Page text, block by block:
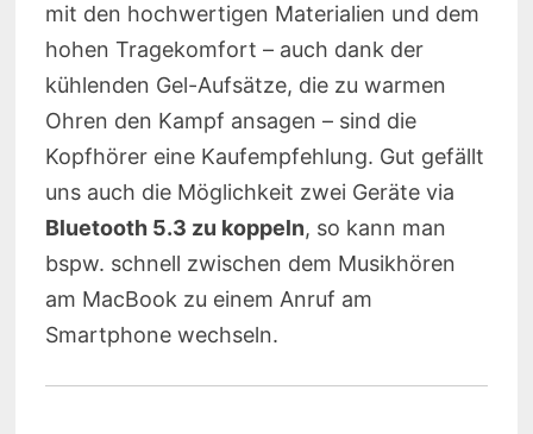
mit den hochwertigen Materialien und dem
hohen Tragekomfort – auch dank der
kühlenden Gel-Aufsätze, die zu warmen
Ohren den Kampf ansagen – sind die
Kopfhörer eine Kaufempfehlung. Gut gefällt
uns auch die Möglichkeit zwei Geräte via
Bluetooth 5.3 zu koppeln, so kann man
bspw. schnell zwischen dem Musikhören
am MacBook zu einem Anruf am
Smartphone wechseln.